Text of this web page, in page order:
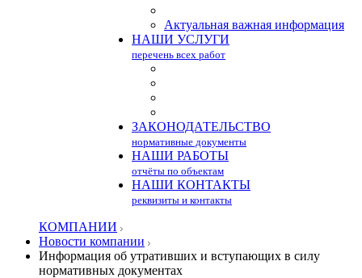
Актуальная важная информация
НАШИ УСЛУГИ
перечень всех работ
ЗАКОНОДАТЕЛЬСТВО
нормативные документы
НАШИ РАБОТЫ
отчёты по объектам
НАШИ КОНТАКТЫ
реквизиты и контакты
КОМПАНИИ
Новости компании
Информация об утративших и вступающих в силу
нормативных документах